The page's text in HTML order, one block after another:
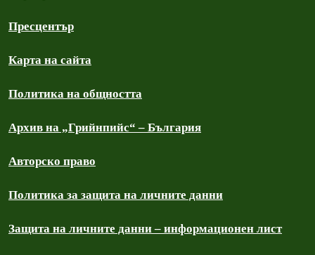
Пресцентър
Карта на сайта
Политика на общността
Архив на „Грийнпийс“ – България
Авторско право
Политика за защита на личните данни
Защита на личните данни – информационен лист